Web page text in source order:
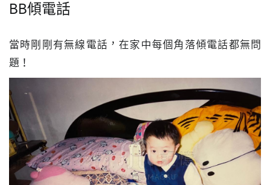
熱
門
搜
索
古
地
BB傾電話
當時剛剛有無線電話，在家中每個角落傾電話都無問
題！